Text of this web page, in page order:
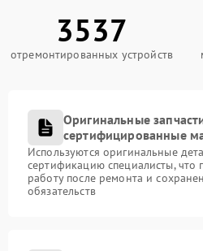
3537
отремонтированных устройств
Оригинальные
сертифицированные
Используются оригинальные
сертификацию специалисты, что
работу после ремонта и
обязательств